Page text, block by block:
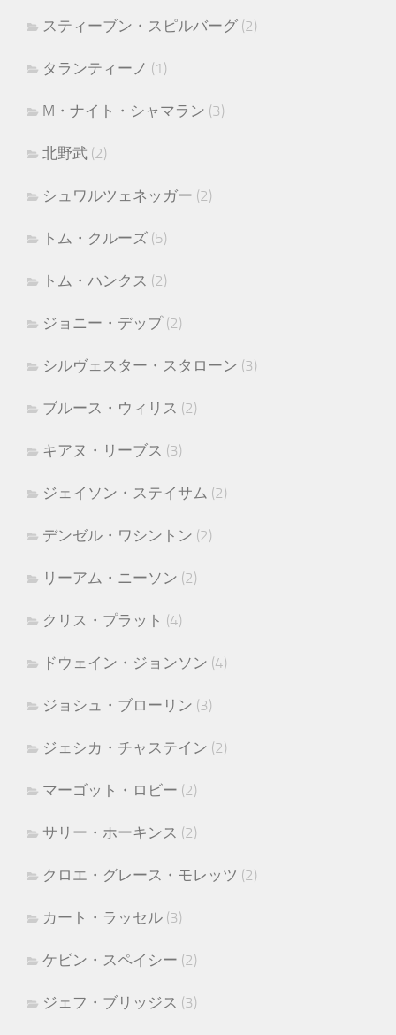
スティーブン・スピルバーグ (2)
タランティーノ (1)
M・ナイト・シャマラン (3)
北野武 (2)
シュワルツェネッガー (2)
トム・クルーズ (5)
トム・ハンクス (2)
ジョニー・デップ(2)
シルヴェスター・スタローン (3)
ブルース・ウィリス (2)
キアヌ・リーブス (3)
ジェイソン・ステイサム (2)
デンゼル・ワシントン (2)
リーアム・ニーソン (2)
クリス・プラット (4)
ドウェイン・ジョンソン (4)
ジョシュ・ブローリン (3)
ジェシカ・チャステイン (2)
マーゴット・ロビー (2)
サリー・ホーキンス (2)
クロエ・グレース・モレッツ (2)
カート・ラッセル (3)
ケビン・スペイシー (2)
ジェフ・ブリッジス (3)